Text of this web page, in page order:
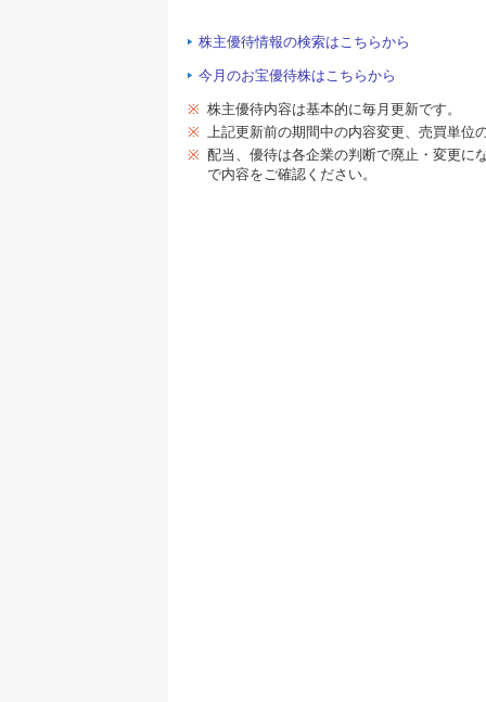
株主優待情報の検索はこちらから
今月のお宝優待株はこちらから
※ 株主優待内容は基本的に毎月更新です。
※ 上記更新前の期間中の内容変更、売買単位
※ 配当、優待は各企業の判断で廃止・変更に
で内容をご確認ください。